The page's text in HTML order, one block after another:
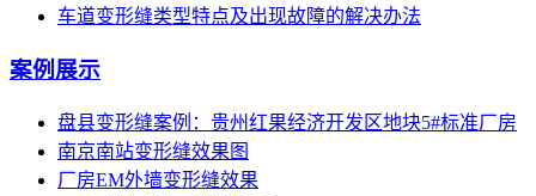
车道变形缝类型特点及出现故障的解决办法
案例展示
盘县变形缝案例：贵州红果经济开发区地块5#标准厂房
南京南站变形缝效果图
厂房EM外墙变形缝效果